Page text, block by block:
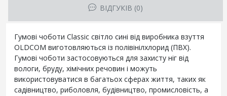
ВІДГУКІВ (0)
Гумові чоботи Classic світло сині від виробника взуття
OLDCOM виготовляються із полівінілхлорид (ПВХ).
Гумові чоботи застосовуються для захисту ніг від
вологи, бруду, хімічних речовин і можуть
використовуватися в багатьох сферах життя, таких як
садівництво, риболовля, будівництво, промисловість, а